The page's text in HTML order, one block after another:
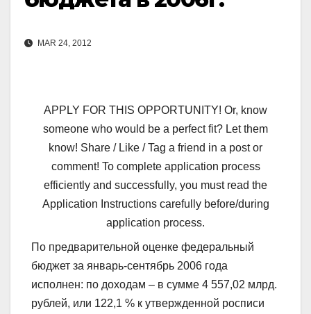
MAR 24, 2012
APPLY FOR THIS OPPORTUNITY! Or, know
someone who would be a perfect fit? Let them
know! Share / Like / Tag a friend in a post or
comment! To complete application process
efficiently and successfully, you must read the
Application Instructions carefully before/during
application process.
По предварительной оценке федеральный
бюджет за январь-сентябрь 2006 года
исполнен: по доходам – в сумме 4 557,02 млрд.
рублей, или 122,1 % к утвержденной росписи